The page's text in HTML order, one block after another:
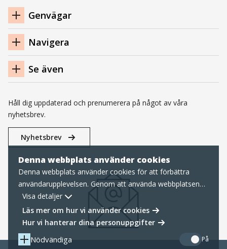
Denna webbplats använder cookies
Denna webbplats använder cookies för att förbättra
användarupplevelsen. Genom att använda webbplatsen
samtycker du till nödvändiga cookies, läs mer nedan om
hur vi hanterar cookies samt personuppgifter.
Visa detaljer
Läs mer om hur vi använder cookies
Hur vi hanterar dina personuppgifter
Nödvändiga På
Navigation
sidfot
Genvägar
Navigera
Se även
Håll dig uppdaterad och prenumerera på något av våra
nyhetsbrev.
Nyhetsbrev